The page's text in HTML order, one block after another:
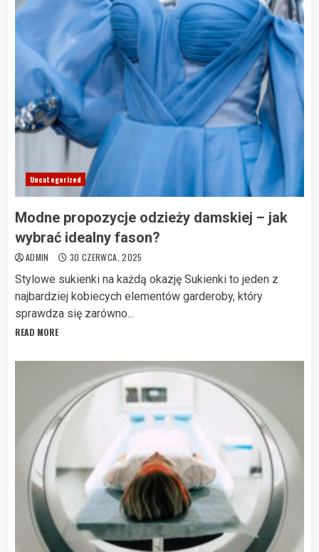
Uncategorized
Modne propozycje odzieży damskiej – jak
wybrać idealny fason?
ADMIN 30 CZERWCA, 2025
Stylowe sukienki na każdą okazję Sukienki to jeden z
najbardziej kobiecych elementów garderoby, który
sprawdza się zarówno...
READ MORE